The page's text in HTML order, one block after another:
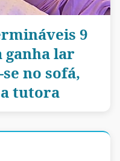
9
ganha lar
no sofá,
tutora